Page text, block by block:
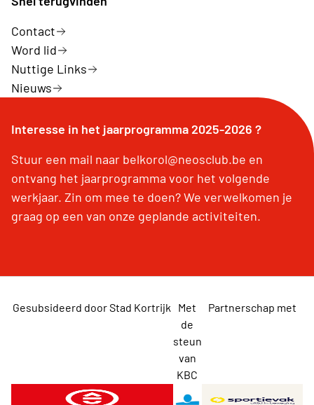
Contact
Word lid
Nuttige Links
Nieuws
Interesse in het jaarprogramma 2025-2026 ?
Stuur een mail naar belkorol@neosclub.be en
ontvang het jaarprogramma voor het volgende
werkjaar. Zin om mee te doen? We verwelkomen je
graag op een van onze geplande activiteiten.
Gesubsideerd door Stad Kortrijk
Met
de
steun
van
KBC
Partnerschap met